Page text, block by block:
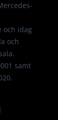
och idag
och
samt
.